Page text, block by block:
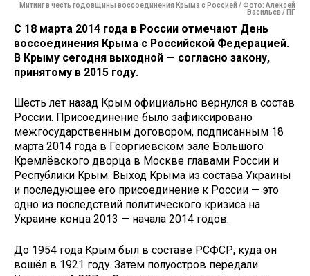
Митинг в честь годовщины воссоединения Крыма с Россией / Фото: Алексей
Васильев / ПГ
С 18 марта 2014 года в России отмечают День
воссоединения Крыма с Российской Федерацией.
В Крыму сегодня выходной — согласно закону,
принятому в 2015 году.
Шесть лет назад Крым официально вернулся в состав
России. Присоединение было зафиксировано
межгосударственным договором, подписанным 18
марта 2014 года в Георгиевском зале Большого
Кремлёвского дворца в Москве главами России и
Республики Крым. Выход Крыма из состава Украины
и последующее его присоединение к России — это
одно из последствий политического кризиса на
Украине конца 2013 — начала 2014 годов.
До 1954 года Крым был в составе РСФСР, куда он
вошёл в 1921 году. Затем полуостров передали